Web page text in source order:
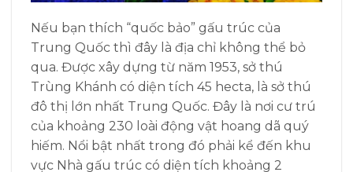
Nếu bạn thích “quốc bảo” gấu trúc của
Trung Quốc thì đây là địa chỉ không thể bỏ
qua. Được xây dựng từ năm 1953, sở thú
Trùng Khánh có diện tích 45 hecta, là sở thú
đô thị lớn nhất Trung Quốc. Đây là nơi cư trú
của khoảng 230 loài động vật hoang dã quý
hiếm. Nổi bật nhất trong đó phải kể đến khu
vực Nhà gấu trúc có diện tích khoảng 2